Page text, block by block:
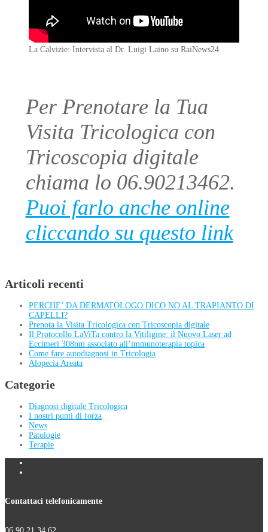
La Calvizie: Intervista al Dr. Luigi Laino su RaiNews24
Per Prenotare la Tua
Visita Tricologica con
Tricoscopia digitale
chiama lo 06.90213462.
Puoi farlo anche online
cliccando su questo link
Articoli recenti
PERCHE’ DA DERMATOLOGO DICO NO AL TRAPIANTO DI
CAPELLI?
Prenota la Visita Tricologica con Tricoscopia digitale
Il Protocollo LaViTa contro la Vitiligine: il Nuovo Laser ad
Eccimeri 308nm associato all’immunoterapia topica
Come fare autodiagnosi in Tricologia
Alopecia Areata
Categorie
Diagnosi digitale Tricologica
I nostri punti di forza
News
Patologie
Terapie
Contattaci telefonicamente